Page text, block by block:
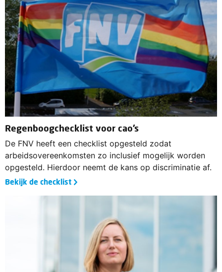
Regenboogchecklist voor cao’s
De FNV heeft een checklist opgesteld zodat
arbeidsovereenkomsten zo inclusief mogelijk worden
opgesteld. Hierdoor neemt de kans op discriminatie af.
Bekijk de checklist